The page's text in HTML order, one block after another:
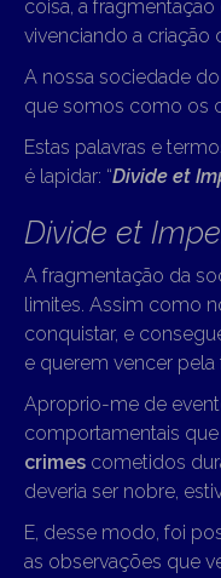
coisa, a
vivenciando a criação
A nossa sociedade do
que somos como os
Estas palavras e
é lapidar: “Divide et
Divide et
A fragmentação da
limites. Assim como
conquistar, e
e querem vencer pela
Aproprio-me de
comportamentais
crimescometidos
deveria ser nobre,
E, desse modo, foi
as observações que